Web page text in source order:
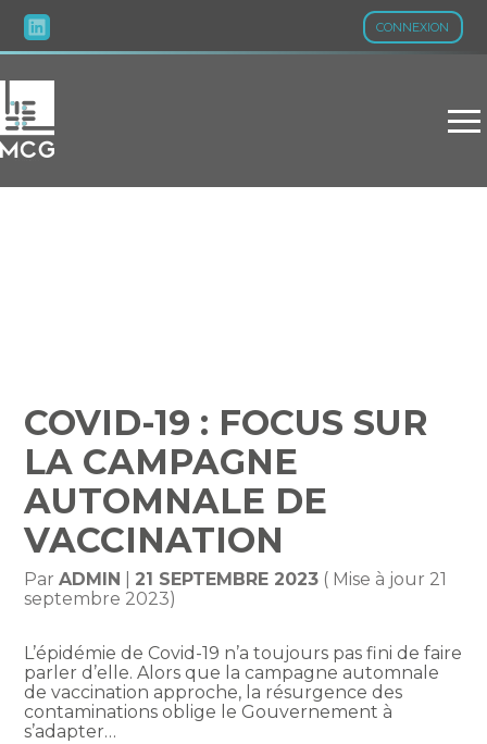
CONNEXION
Aller
au
COVID-19 : FOCUS SUR
LA CAMPAGNE
AUTOMNALE DE
VACCINATION
ParADMIN 21 SEPTEMBRE 2023 ( Mise à jour 21
septembre 2023)
L’épidémie de Covid-19 n’a toujours pas fini de faire
parler d’elle. Alors que la campagne automnale
de vaccination approche, la résurgence des
contaminations oblige le Gouvernement à
s’adapter…